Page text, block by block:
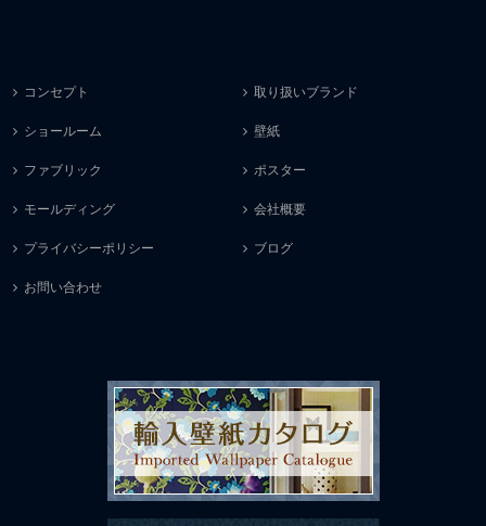
コンセプト 取り扱いブランド
ショールーム 壁紙
ファブリック ポスター
モールディング 会社概要
プライバシーポリシー ブログ
お問い合わせ